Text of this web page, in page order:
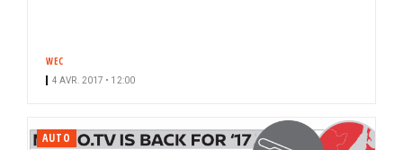
WEC
4 AVR. 2017 • 12:00
AUTO